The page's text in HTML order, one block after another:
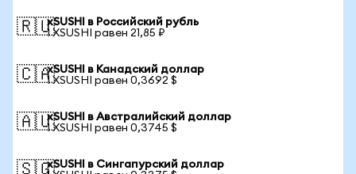
🇷🇺xSUSHI в Российский рубль
1 XSUSHI равен 21,85 ₽
🇨🇦xSUSHI в Канадский доллар
1 XSUSHI равен 0,3692 $
🇦🇺xSUSHI в Австралийский доллар
1 XSUSHI равен 0,3745 $
🇸🇬xSUSHI в Сингапурский доллар